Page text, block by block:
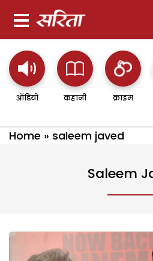
ऑडियो कहानी क्राइम
Home » saleem javed
Saleem